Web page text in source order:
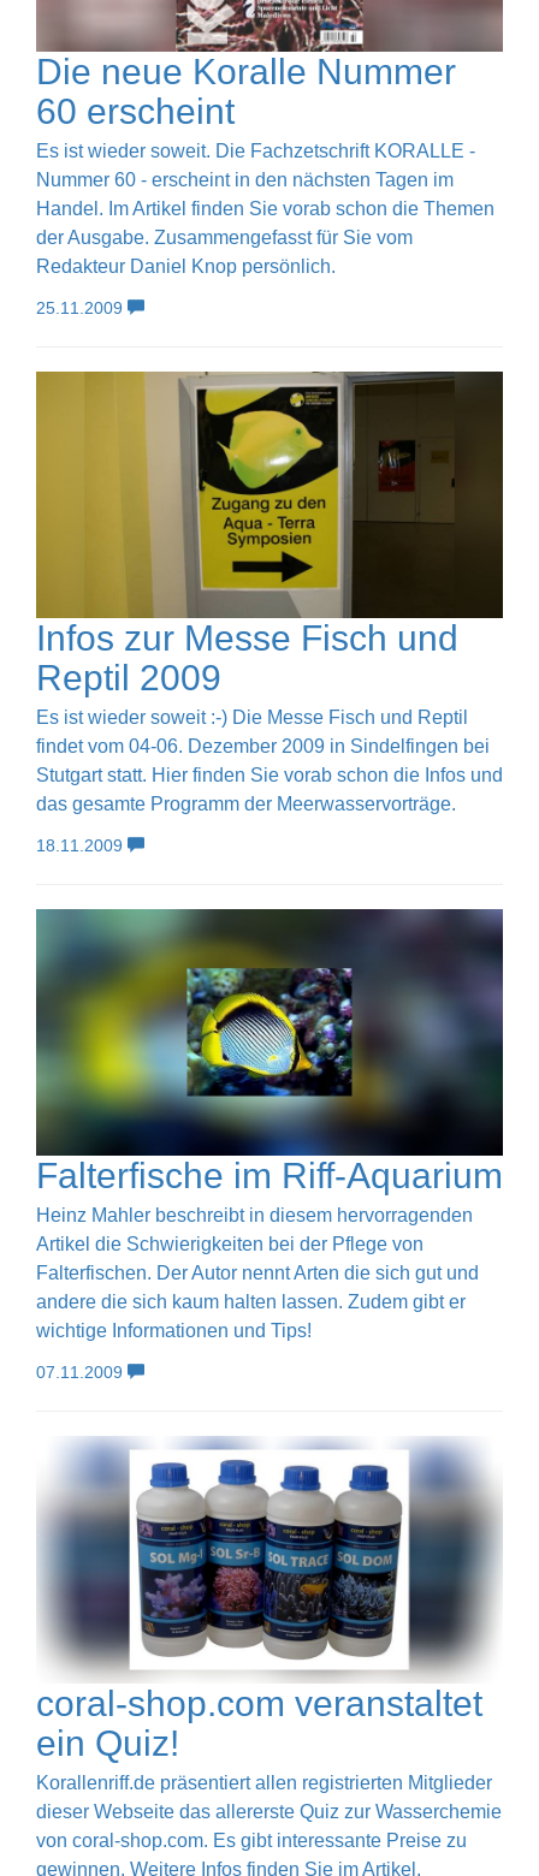
Die neue Koralle Nummer
60 erscheint
Es ist wieder soweit. Die Fachzetschrift KORALLE -
Nummer 60 - erscheint in den nächsten Tagen im
Handel. Im Artikel finden Sie vorab schon die Themen
der Ausgabe. Zusammengefasst für Sie vom
Redakteur Daniel Knop persönlich.
25.11.2009
Infos zur Messe Fisch und
Reptil 2009
Es ist wieder soweit :-) Die Messe Fisch und Reptil
findet vom 04-06. Dezember 2009 in Sindelfingen bei
Stutgart statt. Hier finden Sie vorab schon die Infos und
das gesamte Programm der Meerwasservorträge.
18.11.2009
Falterfische im Riff-Aquarium
Heinz Mahler beschreibt in diesem hervorragenden
Artikel die Schwierigkeiten bei der Pflege von
Falterfischen. Der Autor nennt Arten die sich gut und
andere die sich kaum halten lassen. Zudem gibt er
wichtige Informationen und Tips!
07.11.2009
coral-shop.com veranstaltet
ein Quiz!
Korallenriff.de präsentiert allen registrierten Mitglieder
dieser Webseite das allererste Quiz zur Wasserchemie
von coral-shop.com. Es gibt interessante Preise zu
gewinnen. Weitere Infos finden Sie im Artikel.